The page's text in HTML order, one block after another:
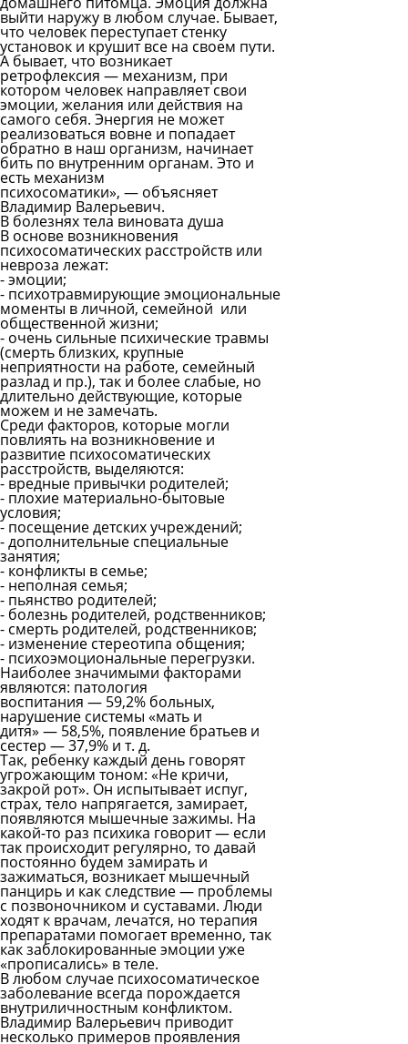
выйти наружу в любом случае. Бывает,
что человек переступает стенку
установок и крушит все на своем пути.
А бывает, что возникает
ретрофлексия — механизм, при
котором человек направляет свои
эмоции, желания или действия на
самого себя. Энергия не может
реализоваться вовне и попадает
обратно в наш организм, начинает
бить по внутренним органам. Это и
есть механизм
психосоматики», — объясняет
Владимир Валерьевич.
В болезнях тела виновата душа
В основе возникновения
психосоматических расстройств или
невроза лежат:
- эмоции;
- психотравмирующие эмоциональные
моменты в личной, семейной или
общественной жизни;
- очень сильные психические травмы
(смерть близких, крупные
неприятности на работе, семейный
разлад и пр.), так и более слабые, но
длительно действующие, которые
можем и не замечать.
Среди факторов, которые могли
повлиять на возникновение и
развитие психосоматических
расстройств, выделяются:
- вредные привычки родителей;
- плохие материально-бытовые
условия;
- посещение детских учреждений;
- дополнительные специальные
занятия;
- конфликты в семье;
- неполная семья;
- пьянство родителей;
- болезнь родителей, родственников;
- смерть родителей, родственников;
- изменение стереотипа общения;
- психоэмоциональные перегрузки.
Наиболее значимыми факторами
являются: патология
воспитания — 59,2% больных,
нарушение системы «мать и
дитя» — 58,5%, появление братьев и
сестер — 37,9% и т. д.
Так, ребенку каждый день говорят
угрожающим тоном: «Не кричи,
закрой рот». Он испытывает испуг,
страх, тело напрягается, замирает,
появляются мышечные зажимы. На
какой-то раз психика говорит — если
так происходит регулярно, то давай
постоянно будем замирать и
зажиматься, возникает мышечный
панцирь и как следствие — проблемы
с позвоночником и суставами. Люди
ходят к врачам, лечатся, но терапия
препаратами помогает временно, так
как заблокированные эмоции уже
«прописались» в теле.
В любом случае психосоматическое
заболевание всегда порождается
внутриличностным конфликтом.
Владимир Валерьевич приводит
несколько примеров проявления